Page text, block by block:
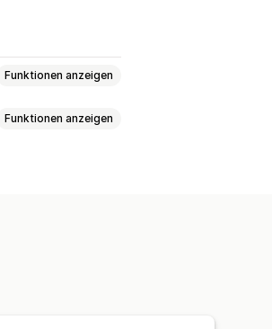
Funktionen anzeigen
Funktionen anzeigen